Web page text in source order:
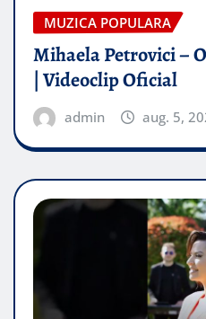
MUZICA POPULARA
Mihaela Petrovici –
| Videoclip Oficial
admin aug. 5,